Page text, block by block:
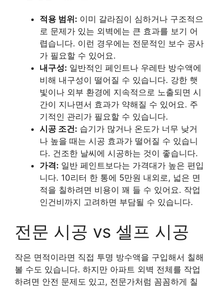
적용 범위: 이미 갈라짐이 심하거나 구조적으
로 문제가 있는 외벽에는 큰 효과를 보기 어
렵습니다. 이런 경우에는 전문적인 보수 공사
가 필요할 수 있어요.
내구성: 일반적인 페인트나 우레탄 방수액에
비해 내구성이 떨어질 수 있습니다. 강한 햇
빛이나 외부 환경에 지속적으로 노출되면 시
간이 지나면서 효과가 약해질 수 있어요. 주
기적인 관리가 필요할 수 있습니다.
시공 조건: 습기가 많거나 온도가 너무 낮거
나 높을 때는 시공 효과가 떨어질 수 있습니
다. 건조한 날씨에 시공하는 것이 좋습니다.
가격: 일반 페인트보다는 가격대가 높은 편입
니다. 10리터 한 통에 5만원 내외로, 넓은 면
적을 칠하려면 비용이 꽤 들 수 있어요. 작업
인건비까지 고려하면 부담될 수 있습니다.
전문 시공 vs 셀프 시공
작은 면적이라면 직접 투명 방수액을 구입해서 칠해
볼 수도 있습니다. 하지만 아파트 외벽 전체를 작업
하려면 안전 문제도 있고, 전문가처럼 꼼꼼하게 칠